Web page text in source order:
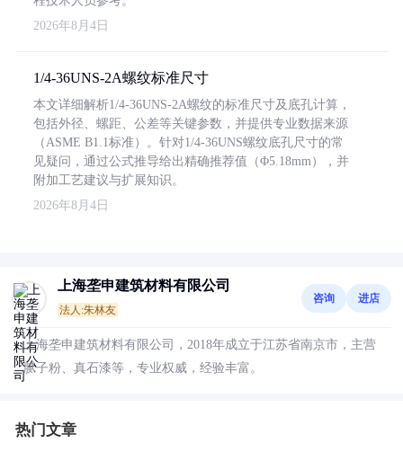
2026年8月4日
1/4-36UNS-2A螺纹标准尺寸
本文详细解析1/4-36UNS-2A螺纹的标准尺寸及底孔计算，
包括外径、螺距、公差等关键参数，并提供专业数据来源
（ASME B1.1标准）。针对1/4-36UNS螺纹底孔尺寸的常
见疑问，通过公式推导给出精确推荐值（Φ5.18mm），并
附加工艺建议与扩展知识。
2026年8月4日
上海垄申建筑材料有限公司
法人:朱林友
咨询 进店
上海垄申建筑材料有限公司，2018年成立于江苏省南京市，主营
腻子粉、真石漆等，专业权威，经验丰富。
热门文章